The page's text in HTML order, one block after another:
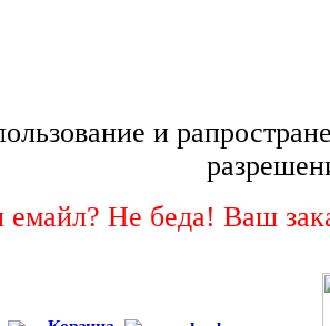
и
Не беда! Ваш